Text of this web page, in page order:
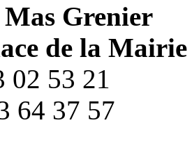
Grenier
de la Mairie
02 53 21
64 37 57